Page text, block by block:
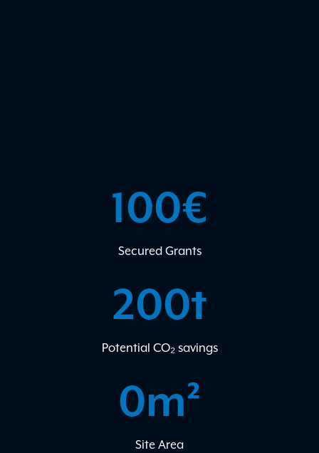
Secured Grants
100€
Potential CO₂ savings
200t
Site Area
0m²